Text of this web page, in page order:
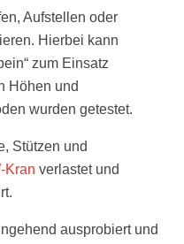
Aufstellen oder
Hierbei kann
zum Einsatz
Höhen und
wurden getestet.
Stützen und
Kran verlastet und
ausprobiert und